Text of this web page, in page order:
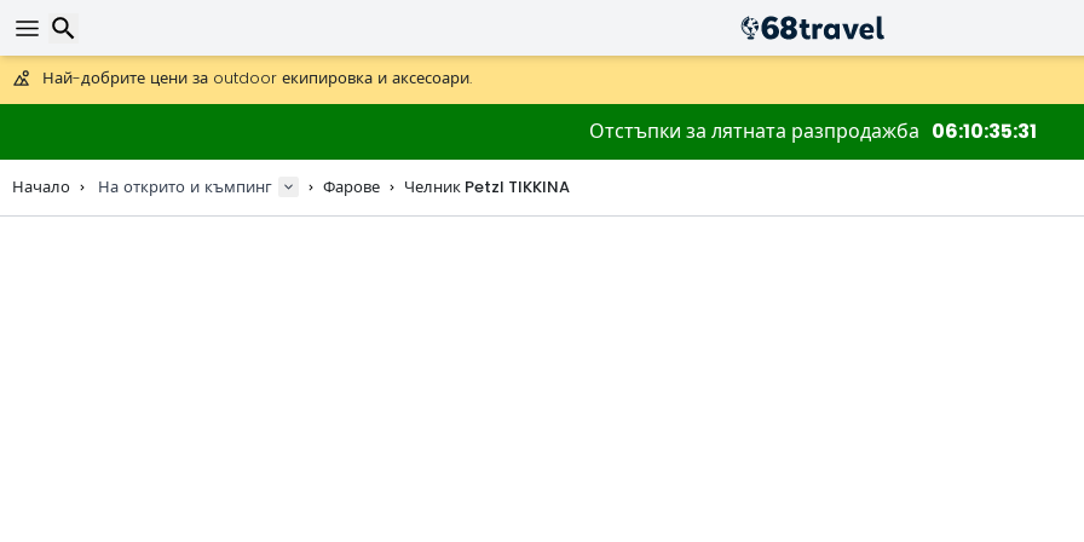
Получете безплатна доставка при поръчки над 59 €.
Предлага се и DHL Express за една нощ.
30 дни за връщане, 90 дни за дървени карти и декорации.
Отстъпки за лятната разпродажба 06103530
Начало На открито и къмпинг Фарове Челник Petzl TIKKINA